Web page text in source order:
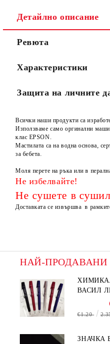
Детайлно описание
Ревюта
Характеристики
Защита на личните
Всички наши продукти са
Използваме само оргинални
клас EPSON.
Мастилата са на водна основа,
за бебета.
Моля перете на ръка или в
Не избелвайте!
Не сушете в
Доставката се извършва в
НАЙ-ПРОДАВАНИ
ВАСИЛ
€1.20
ЗНАЧКА